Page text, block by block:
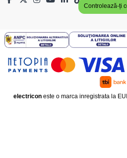
Controlează-ți
electriconeste o marca inregistrata la